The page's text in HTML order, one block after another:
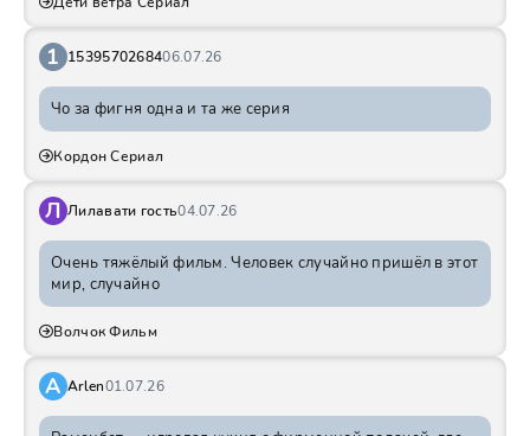
1 1539570268406.07.26
Чо за фигня одна и та же серия
Кордон Сериал
Л Лилавати гость04.07.26
Очень тяжёлый фильм. Человек случайно пришёл в этот
мир, случайно
Волчок Фильм
A Arlen01.07.26